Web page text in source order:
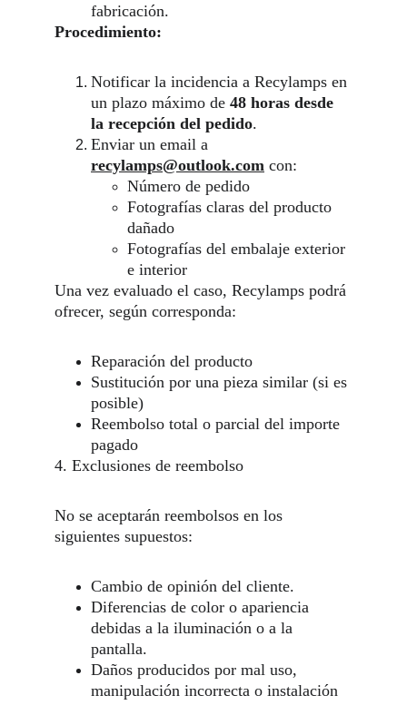
fabricación.
Procedimiento:
Notificar la incidencia a Recylamps en
un plazo máximo de 48 horas desde
la recepción del pedido.
Enviar un email a
recylamps@outlook.com con:
Número de pedido
Fotografías claras del producto
dañado
Fotografías del embalaje exterior
e interior
Una vez evaluado el caso, Recylamps podrá
ofrecer, según corresponda:
Reparación del producto
Sustitución por una pieza similar (si es
posible)
Reembolso total o parcial del importe
pagado
4. Exclusiones de reembolso
No se aceptarán reembolsos en los
siguientes supuestos:
Cambio de opinión del cliente.
Diferencias de color o apariencia
debidas a la iluminación o a la
pantalla.
Daños producidos por mal uso,
manipulación incorrecta o instalación